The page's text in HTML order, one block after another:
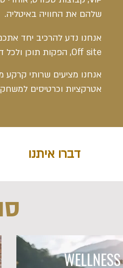
שלהם את החוויה באיטליה.
אנחנו נדע להרכיב יחד
Off site, הפקות תוכן ולכל דבר שתדמיינו ותרצו להגשים באיטליה.
אנחנו מציעים שרותי
אטרקציות וכרטיסים
דברו איתנו
WELLNESS